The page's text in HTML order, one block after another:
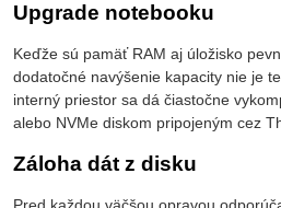
Upgrade notebooku
Keďže sú pamäť RAM aj úložisko
dodatočné navýšenie kapacity nie je
interný priestor sa dá čiastočne
alebo NVMe diskom pripojeným cez
Záloha dát z disku